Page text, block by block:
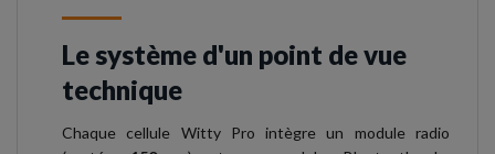
Le système d'un point de vue
technique
Chaque cellule Witty Pro intègre un module radio